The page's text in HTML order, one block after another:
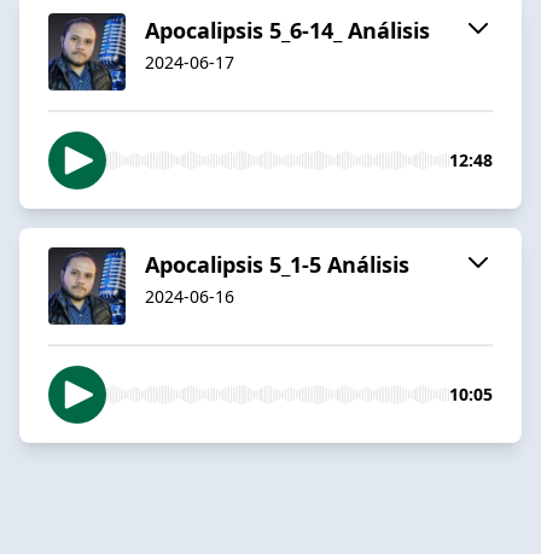
Apocalipsis 5_6-14_ Análisis
2024-06-17
12:48
Apocalipsis 5_1-5 Análisis
2024-06-16
10:05